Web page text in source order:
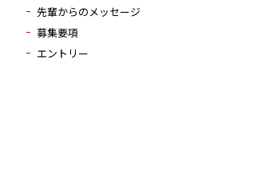
先輩からのメッセージ
募集要項
エントリー